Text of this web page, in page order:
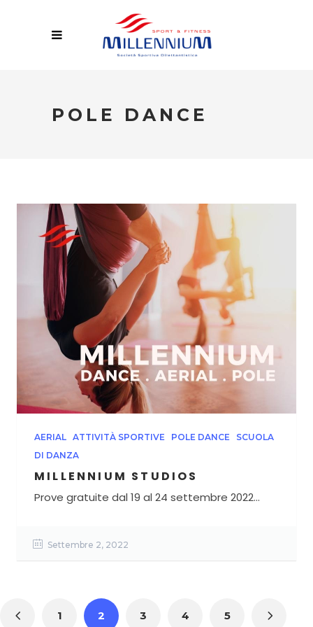
POLE DANCE
AERIAL ATTIVITÀ SPORTIVE POLE DANCE
SCUOLA
DI DANZA
MILLENNIUM STUDIOS
Prove gratuite dal 19 al 24 settembre 2022...
Settembre 2, 2022
1 2 3 4 5